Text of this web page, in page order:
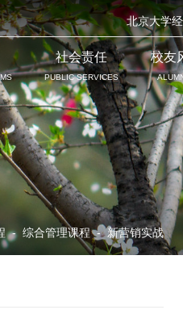
北京大学
社会责任
PUBLIC SERVICES
校友
- 综合管理课程 - 新营销实战